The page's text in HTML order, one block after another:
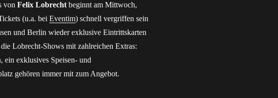
vonFelix Lobrecht beginnt am Mittwoch,
(u.a. beiEventim) schnell vergriffen sein
und Berlin wieder exklusive Eintrittskarten
Lobrecht-Shows mit zahlreichen Extras:
ein exklusives Speisen- und
gehören immer mit zum Angebot.